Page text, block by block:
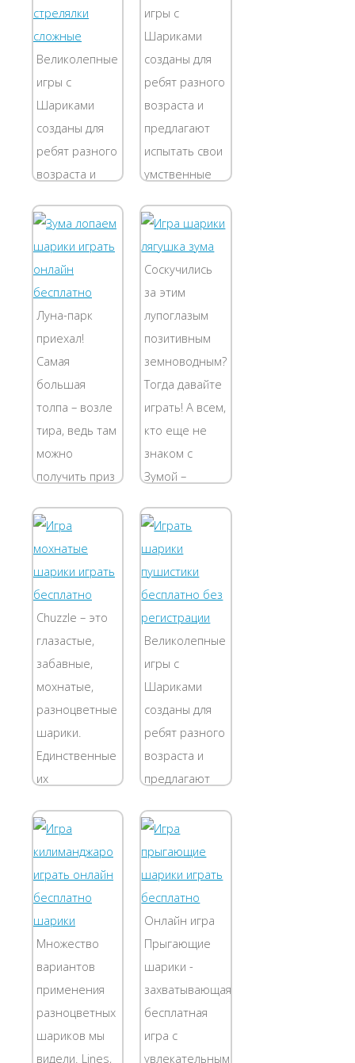
накопившуюся
усталость,
улучшить
настроение.
Ваша задача
-...
один ход
выставляется
три цветных
шарика,...
Великолепные
игры с
Шариками
созданы для
ребят разного
возраста и
испытать свои
умственные
способности в
веселой
головоломке.
Детишкам
необходимо
расположить
шары в
нужных
рядах...
игры с
Шариками
созданы для
ребят разного
возраста и
предлагают
испытать свои
умственные
веселой
головоломке.
Детишкам
необходимо
расположить
шары в
нужных
рядах...
Луна-парк
приехал!
Самая
большая
толпа – возле
тира, ведь там
можно
получить приз
Мистер Кактус,
владелец
палатки,
спрятал в
воздушных
шариках
десяток мягких
игрушек. Он
отдаст...
Соскучились
за этим
лупоглазым
позитивным
земноводным?
Тогда давайте
играть! А всем,
кто еще не
знаком с
Зумой –
представить!
Смешная,
веселая,
шустрая,
неподражаемая
жабка,
плюющаяся...
Сhuzzle – это
глазастые,
забавные,
мохнатые,
разноцветные
шарики.
Единственные
их
в жизни –
весело
взорваться! И
это
произойдет
каждый раз,
когда
оказывается
рядом больше
двух...
Великолепные
игры с
Шариками
созданы для
ребят разного
возраста и
предлагают
умственные
способности в
веселой
головоломке.
Детишкам
необходимо
расположить
шары в
нужных
рядах...
Множество
вариантов
применения
разноцветных
шариков мы
видели. Lines,
Онлайн игра
Прыгающие
шарики -
захватывающая
бесплатная
игра с
увлекательным